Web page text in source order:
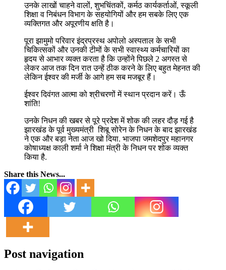
उनके लाखों चाहने वालों, शुभचिंतकों, कर्मठ कार्यकर्ताओं, स्कूली
शिक्षा व निबंधन विभाग के सहयोगियों और हम सबके लिए एक
व्यक्तिगत और अपूरणीय क्षति है।
पूरा झामुमो परिवार इंद्रप्रस्थ अपोलो अस्पताल के सभी
चिकित्सकों और उनकी टीमों के सभी स्वास्थ्य कर्मचारियों का
हृदय से आभार व्यक्त करता है कि उन्होंने पिछले 2 अगस्त से
लेकर आज तक दिन रात उन्हें ठीक करने के लिए बहुत मेहनत की
लेकिन ईश्वर की मर्जी के आगे हम सब मजबूर हैं।
ईश्वर दिवंगत आत्मा को श्रीचरणों में स्थान प्रदान करें। ऊँ
शांति!
उनके निधन की खबर से पूरे प्रदेश में शोक की लहर दौड़ गई है
झारखंड के पूर्व मुख्यमंत्री शिबू सोरेन के निधन के बाद झारखंड
ने एक और बड़ा नेता आज खो दिया. भाजपा जमशेदपुर महानगर
कोषाध्यक्ष काली शर्मा ने शिक्षा मंत्री के निधन पर शोक व्यक्त
किया है.
Share this News...
Post navigation